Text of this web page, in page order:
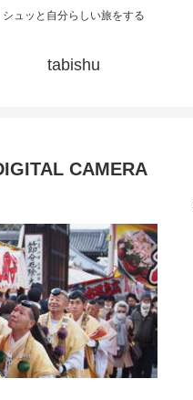
シュッと自分らしい旅をする
tabishu
CAMERA